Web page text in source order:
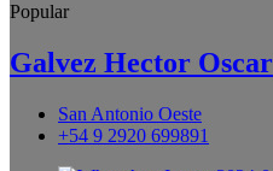
Popular
Galvez Hector Oscar
San Antonio Oeste
+54 9 2920 699891